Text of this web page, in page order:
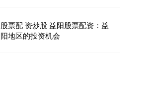
股票配 资炒股 益阳股票配资：益
阳地区的投资机会